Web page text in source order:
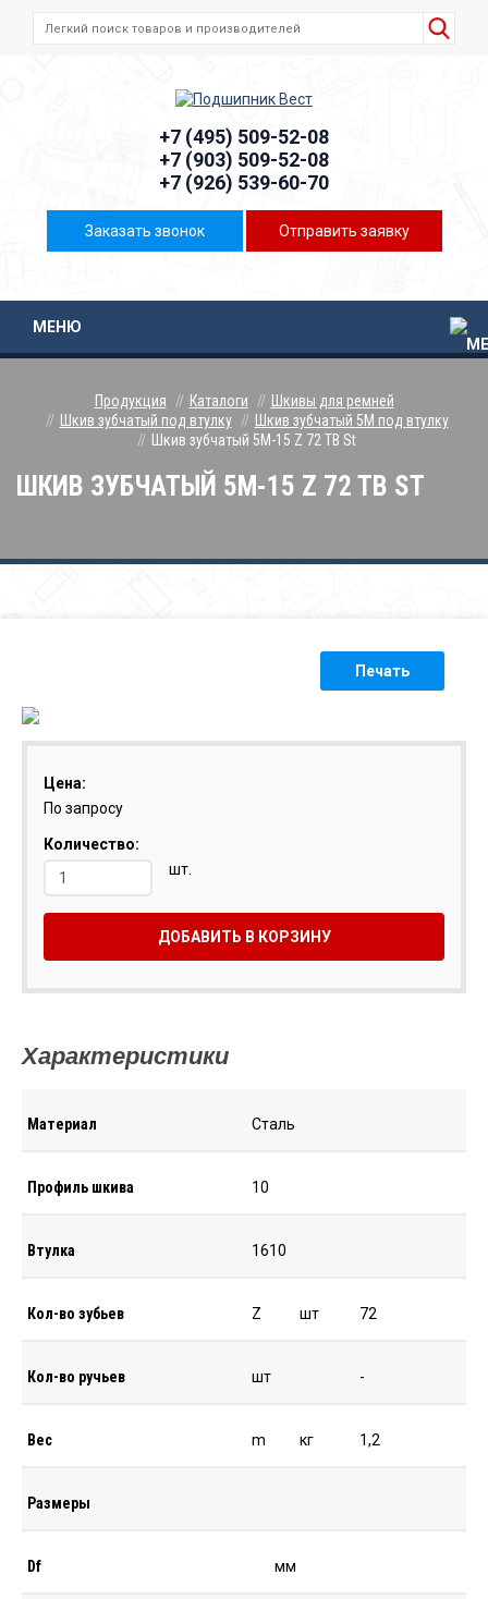
+7 (495) 509-52-08
+7 (903) 509-52-08
+7 (926) 539-60-70
Заказать звонок Отправить заявку
МЕНЮ
Продукция Каталоги
Шкивы для ремней
Шкив зубчатый под втулку
Шкив зубчатый 5М под втулку
Шкив зубчатый 5M-15 Z 72 TB St
ШКИВ ЗУБЧАТЫЙ 5M-15 Z 72 TB ST
Печать
Цена:
По запросу
Количество:
шт.
ДОБАВИТЬ В КОРЗИНУ
Характеристики
Материал Сталь
Профиль шкива 10
Втулка 1610
Кол-во зубьев Z шт 72
Кол-во ручьев шт -
Вес m кг 1,2
Размеры
Df мм